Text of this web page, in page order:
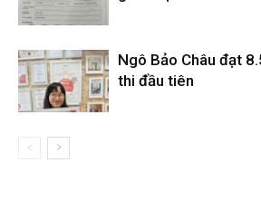
Ngô Bảo Châu đạt
thi đầu tiên